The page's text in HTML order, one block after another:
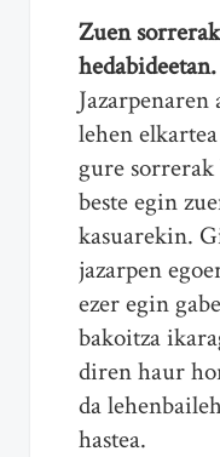
Zuen
lehen
gure
beste egin
kasuarekin.
jazarpen
ezer egin
bakoitza
diren haur
da
hastea.